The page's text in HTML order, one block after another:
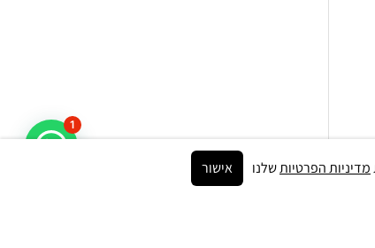
מדיניות הפרטיותשלנו אישור
1